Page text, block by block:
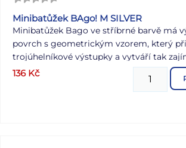
Minibatůžek BAgo! M SILVER
Minibatůžek Bago ve stříbrné barvě má
povrch s geometrickým vzorem, který
trojúhelníkové výstupky a vytváří tak
efekt.Disponuje prostornou hlavní
zipem, která je ideální pro uložení
136 Kč